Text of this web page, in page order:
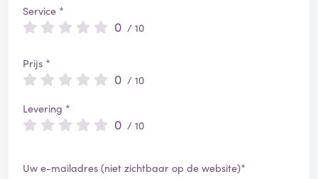
Service *
0 / 10
Prijs *
0 / 10
Levering *
0 / 10
Uw e-mailadres (niet zichtbaar op de website)*